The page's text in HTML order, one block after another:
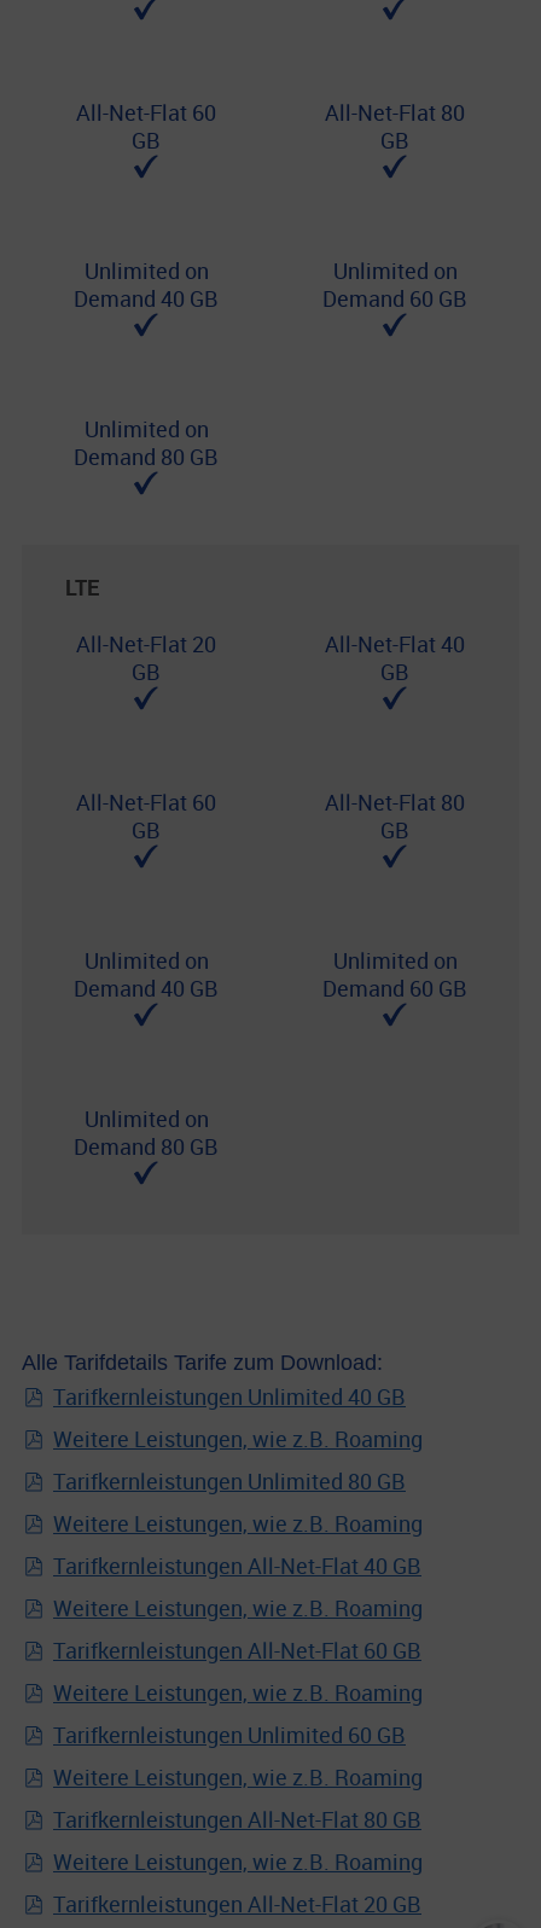
All-Net-Flat 60
GB
All-Net-Flat 80
GB
Unlimited on
Demand 40 GB
Unlimited on
Demand 60 GB
Unlimited on
Demand 80 GB
LTE
All-Net-Flat 20
GB
All-Net-Flat 40
GB
All-Net-Flat 60
GB
All-Net-Flat 80
GB
Unlimited on
Demand 40 GB
Unlimited on
Demand 60 GB
Unlimited on
Demand 80 GB
Alle Tarifdetails Tarife zum Download:
Tarifkernleistungen Unlimited 40 GB
Weitere Leistungen, wie z.B. Roaming
Tarifkernleistungen Unlimited 80 GB
Weitere Leistungen, wie z.B. Roaming
Tarifkernleistungen All-Net-Flat 40 GB
Weitere Leistungen, wie z.B. Roaming
Tarifkernleistungen All-Net-Flat 60 GB
Weitere Leistungen, wie z.B. Roaming
Tarifkernleistungen Unlimited 60 GB
Weitere Leistungen, wie z.B. Roaming
Tarifkernleistungen All-Net-Flat 80 GB
Weitere Leistungen, wie z.B. Roaming
Tarifkernleistungen All-Net-Flat 20 GB